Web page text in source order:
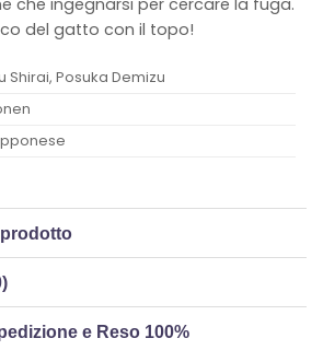
del gatto con il topo!
Shirai, Posuka Demizu
e Reso 100%